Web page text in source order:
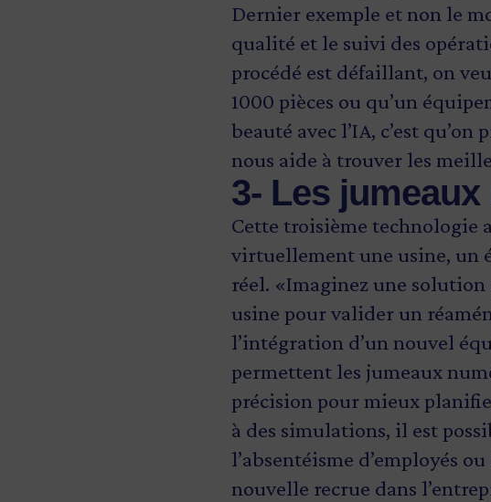
Dernier exemple et non le
qualité et le suivi des
procédé est défaillant, on
1000 pièces ou qu’un
beauté avec l’IA, c’est
nous aide à trouver les
3- Les
Cette troisième technologie
virtuellement une usine, un
réel. «Imaginez une
usine pour valider un
l’intégration d’un nouvel
permettent les jumeaux
précision pour mieux
à des simulations, il est
l’absentéisme d’employés
nouvelle recrue dans